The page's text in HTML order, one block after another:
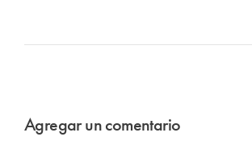
Agregar un comentario